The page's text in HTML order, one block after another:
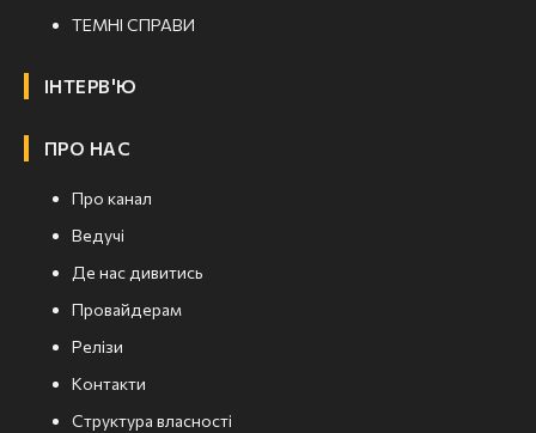
ТЕМНІ СПРАВИ
ІНТЕРВ'Ю
ПРО НАС
Про канал
Ведучі
Де нас дивитись
Провайдерам
Релізи
Контакти
Структура власності